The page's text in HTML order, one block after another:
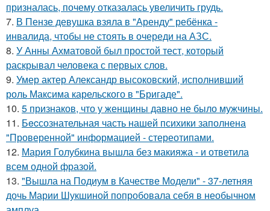
призналась, почему отказалась увеличить грудь.
7. В Пензе девушка взяла в "Аренду" ребёнка -
инвалида, чтобы не стоять в очереди на АЗС.
8. У Анны Ахматовой был простой тест, который
раскрывал человека с первых слов.
9. Умер актер Александр высоковский, исполнивший
роль Максима карельского в "Бригаде".
10. 5 признаков, что у женщины давно не было мужчины.
11. Бecсознательная часть нашей психики заполнена
"Проверенной" информацией - стереотипами.
12. Мария Голубкина вышла без макияжа - и ответила
всем одной фразой.
13. "Вышла на Подиум в Качестве Модели" - 37-летняя
дочь Марии Шукшиной попробовала себя в необычном